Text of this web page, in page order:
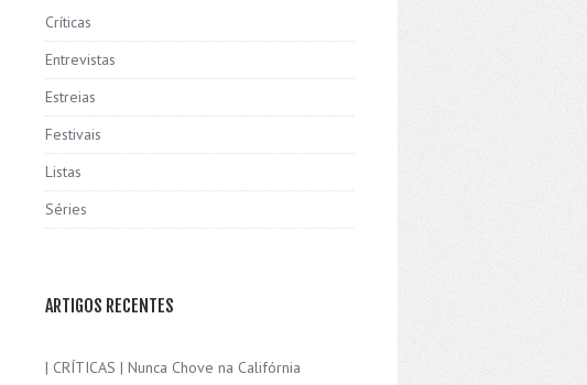
Críticas
Entrevistas
Estreias
Festivais
Listas
Séries
ARTIGOS RECENTES
| CRÍTICAS | Nunca Chove na Califórnia